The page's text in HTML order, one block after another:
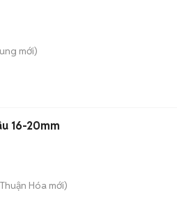
mới)
16-20mm
Thuận Hóa mới)